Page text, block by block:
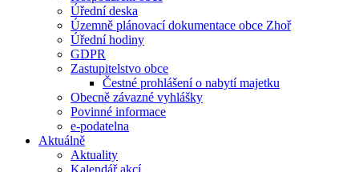
Úřední deska
Územně plánovací dokumentace obce Zhoř
Úřední hodiny
GDPR
Zastupitelstvo obce
Čestné prohlášení o nabytí majetku
Obecně závazné vyhlášky
Povinné informace
e-podatelna
Aktuálně
Aktuality
Kalendář akcí